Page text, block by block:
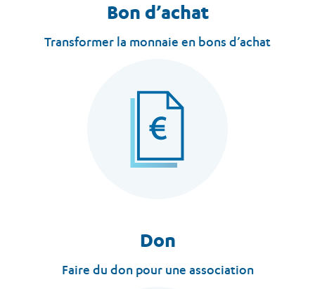
Bon d’achat
Transformer la monnaie en bons d’achat
Don
Faire du don pour une association